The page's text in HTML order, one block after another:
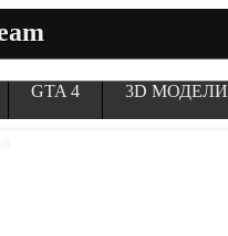
GTA 4 3D МОДЕЛИ